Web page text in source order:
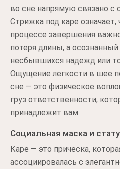
во сне напрямую связано с
Стрижка под каре
процессе завершения
потеря длины, а
несбывшихся надежд или
Ощущение легкости в шее
сне — это физическое
груз ответственности,
принадлежит вам.
Социальная маска и
Каре — это прическа,
ассоциировалась с